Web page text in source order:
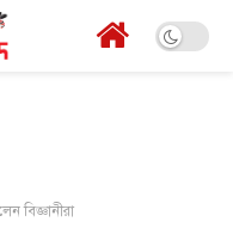
বিজ্ঞানীরা